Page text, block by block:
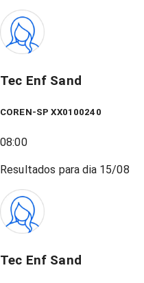
Tec Enf Sand
COREN-SP XX0100240
08:00
Resultados para dia 15/08
Tec Enf Sand